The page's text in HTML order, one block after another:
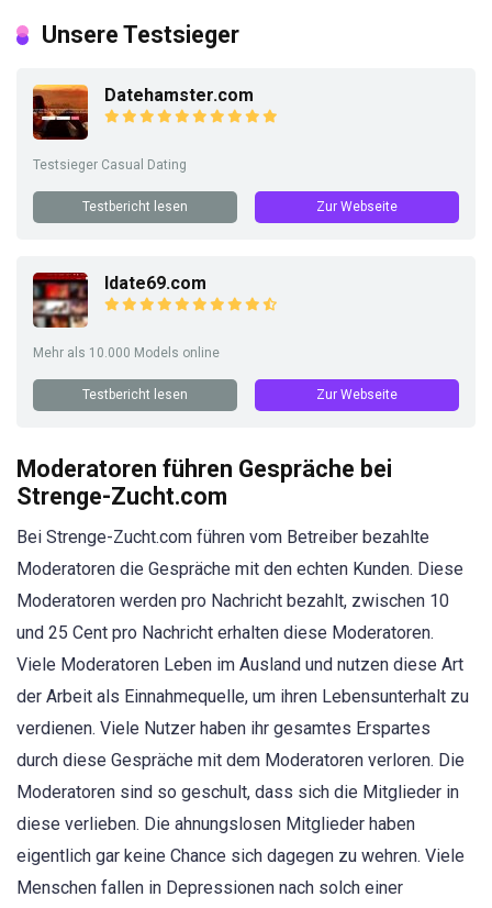
Unsere Testsieger
Datehamster.com
Testsieger Casual Dating
Testbericht lesen Zur Webseite
Idate69.com
Mehr als 10.000 Models online
Testbericht lesen Zur Webseite
Moderatoren führen Gespräche bei
Strenge-Zucht.com
Bei Strenge-Zucht.com führen vom Betreiber bezahlte
Moderatoren die Gespräche mit den echten Kunden. Diese
Moderatoren werden pro Nachricht bezahlt, zwischen 10
und 25 Cent pro Nachricht erhalten diese Moderatoren.
Viele Moderatoren Leben im Ausland und nutzen diese Art
der Arbeit als Einnahmequelle, um ihren Lebensunterhalt zu
verdienen. Viele Nutzer haben ihr gesamtes Erspartes
durch diese Gespräche mit dem Moderatoren verloren. Die
Moderatoren sind so geschult, dass sich die Mitglieder in
diese verlieben. Die ahnungslosen Mitglieder haben
eigentlich gar keine Chance sich dagegen zu wehren. Viele
Menschen fallen in Depressionen nach solch einer